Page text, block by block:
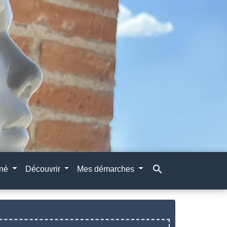
Découvrir Mes démarches search